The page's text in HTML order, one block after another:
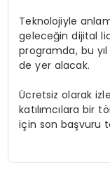
Teknolojiyle
geleceğin dijital
programda, bu
de yer alacak.
Ücretsiz olarak
katılımcılara bir
için son başvuru